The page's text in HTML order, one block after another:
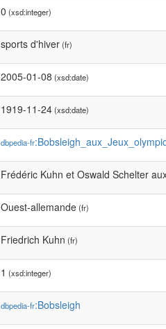
0 (xsd:integer)
sports d'hiver(fr)
2005-01-08 (xsd:date)
1919-11-24(xsd:date)
dbpedia-fr
Frédéric Kuhn et Oswald Schelter
Ouest-allemande(fr)
Friedrich Kuhn (fr)
1 (xsd:integer)
dbpedia-fr:Bobsleigh